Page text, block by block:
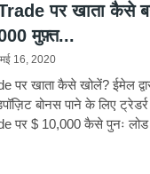
पर खाता कैसे
मुफ़्त...
मई 16, 2020
पर खाता कैसे खोलें? ईमेल
बोनस पाने के लिए
पर $ 10,000 कैसे पुनः